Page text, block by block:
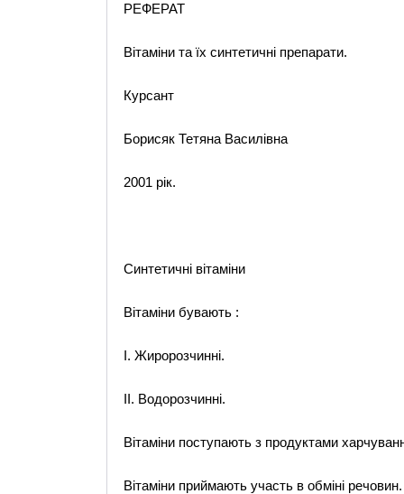
РЕФЕРАТ
Вітаміни та їх синтетичні препарати.
Курсант
Борисяк Тетяна Василівна
2001 рік.
Синтетичні вітаміни
Вітаміни бувають :
І. Жиророзчинні.
ІІ. Водорозчинні.
Вітаміни поступають з продуктами
Вітаміни приймають участь в обміні речовин.